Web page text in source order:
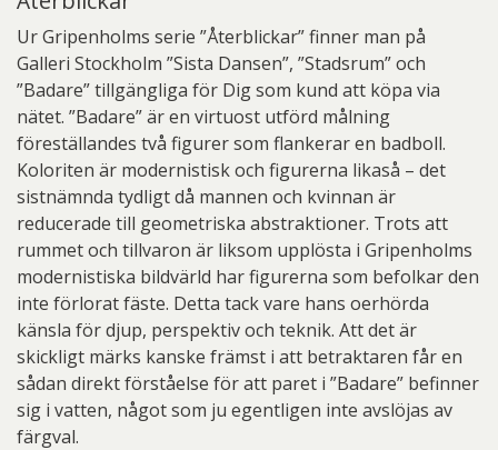
Ur Gripenholms serie ”Återblickar” finner man på
Galleri Stockholm ”Sista Dansen”, ”Stadsrum” och
”Badare” tillgängliga för Dig som kund att köpa via
nätet. ”Badare” är en virtuost utförd målning
föreställandes två figurer som flankerar en badboll.
Koloriten är modernistisk och figurerna likaså – det
sistnämnda tydligt då mannen och kvinnan är
reducerade till geometriska abstraktioner. Trots att
rummet och tillvaron är liksom upplösta i Gripenholms
modernistiska bildvärld har figurerna som befolkar den
inte förlorat fäste. Detta tack vare hans oerhörda
känsla för djup, perspektiv och teknik. Att det är
skickligt märks kanske främst i att betraktaren får en
sådan direkt förståelse för att paret i ”Badare” befinner
sig i vatten, något som ju egentligen inte avslöjas av
färgval.